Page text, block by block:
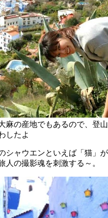
麻の産地でもあるので、登山
したよ
シャウエンといえば「猫」が
人の撮影魂を刺激する～。